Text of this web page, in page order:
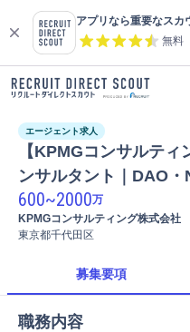
アプリなら重要なスカ
無料
エージェント求人
【KPMGコンサルテ
ンサルタント｜DAO
600~2000万
KPMGコンサルティング株式会社
東京都千代田区
募集要項
職務内容